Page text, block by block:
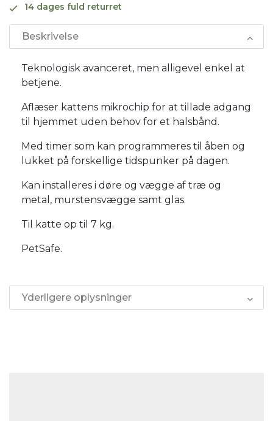
14 dages fuld returret
Beskrivelse
Teknologisk avanceret, men alligevel enkel at
betjene.
Aflæser kattens mikrochip for at tillade adgang
til hjemmet uden behov for et halsbånd.
Med timer som kan programmeres til åben og
lukket på forskellige tidspunker på dagen.
Kan installeres i døre og vægge af træ og
metal, murstensvægge samt glas.
Til katte op til 7 kg.
PetSafe.
Yderligere oplysninger